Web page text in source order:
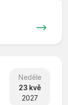
Neděle
23 kvě
2027